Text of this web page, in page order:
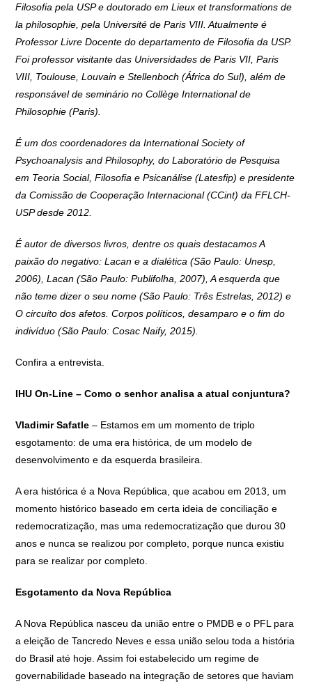
Filosofia pela USP e doutorado em Lieux et transformations de
la philosophie, pela Université de Paris VIII. Atualmente é
Professor Livre Docente do departamento de Filosofia da USP.
Foi professor visitante das Universidades de Paris VII, Paris
VIII, Toulouse, Louvain e Stellenboch (África do Sul), além de
responsável de seminário no Collège International de
Philosophie (Paris).
É um dos coordenadores da International Society of
Psychoanalysis and Philosophy, do Laboratório de Pesquisa
em Teoria Social, Filosofia e Psicanálise (Latesfip) e presidente
da Comissão de Cooperação Internacional (CCint) da FFLCH-
USP desde 2012.
É autor de diversos livros, dentre os quais destacamos A
paixão do negativo: Lacan e a dialética (São Paulo: Unesp,
2006), Lacan (São Paulo: Publifolha, 2007), A esquerda que
não teme dizer o seu nome (São Paulo: Três Estrelas, 2012) e
O circuito dos afetos. Corpos políticos, desamparo e o fim do
indivíduo (São Paulo: Cosac Naify, 2015).
Confira a entrevista.
IHU On-Line – Como o senhor analisa a atual conjuntura?
Vladimir Safatle – Estamos em um momento de triplo
esgotamento: de uma era histórica, de um modelo de
desenvolvimento e da esquerda brasileira.
A era histórica é a Nova República, que acabou em 2013, um
momento histórico baseado em certa ideia de conciliação e
redemocratização, mas uma redemocratização que durou 30
anos e nunca se realizou por completo, porque nunca existiu
para se realizar por completo.
Esgotamento da Nova República
A Nova República nasceu da união entre o PMDB e o PFL para
a eleição de Tancredo Neves e essa união selou toda a história
do Brasil até hoje. Assim foi estabelecido um regime de
governabilidade baseado na integração de setores que haviam